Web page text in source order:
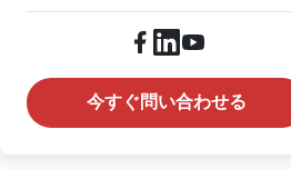
今すぐ問い合わせる